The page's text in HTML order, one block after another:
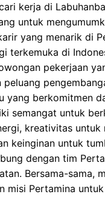
kerja di
untuk
yang menarik di
terkemuka di
pekerjaan
peluang
yang berkomitmen
semangat untuk
kreativitas untuk
keinginan untuk
dengan tim
Bersama-sama,
misi Pertamina